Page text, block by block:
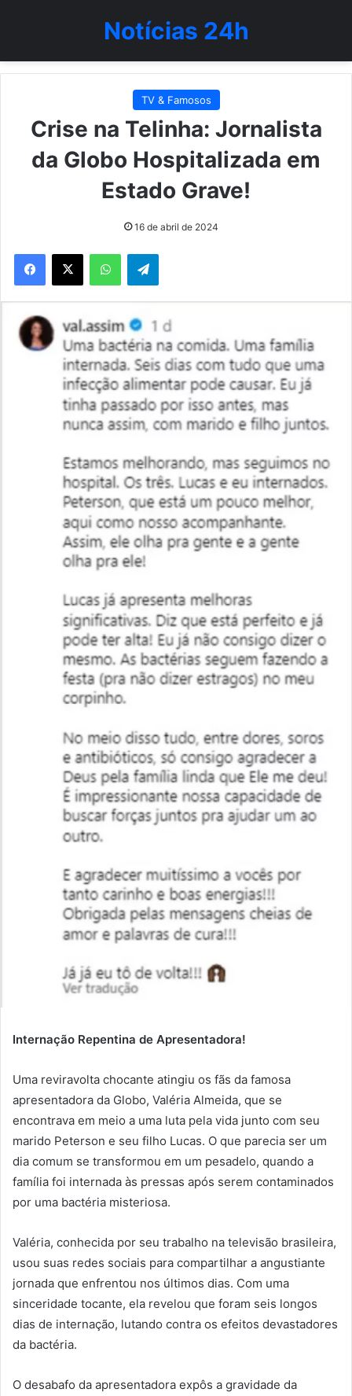
Notícias 24h
TV & Famosos
Crise na Telinha: Jornalista
da Globo Hospitalizada em
Estado Grave!
16 de abril de 2024
WhatsAppTelegram
Internação Repentina de Apresentadora!
Uma reviravolta chocante atingiu os fãs da famosa
apresentadora da Globo, Valéria Almeida, que se
encontrava em meio a uma luta pela vida junto com seu
marido Peterson e seu filho Lucas. O que parecia ser um
dia comum se transformou em um pesadelo, quando a
família foi internada às pressas após serem contaminados
por uma bactéria misteriosa.
Valéria, conhecida por seu trabalho na televisão brasileira,
usou suas redes sociais para compartilhar a angustiante
jornada que enfrentou nos últimos dias. Com uma
sinceridade tocante, ela revelou que foram seis longos
dias de internação, lutando contra os efeitos devastadores
da bactéria.
O desabafo da apresentadora expôs a gravidade da